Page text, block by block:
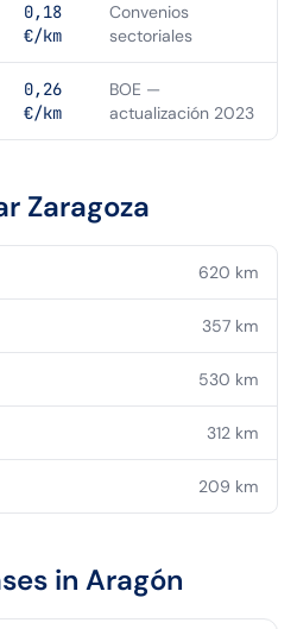
0,18
€/km
Convenios
sectoriales
0,26
€/km
BOE —
actualización 2023
Zaragoza
620 km
357 km
530 km
312 km
209 km
in Aragón